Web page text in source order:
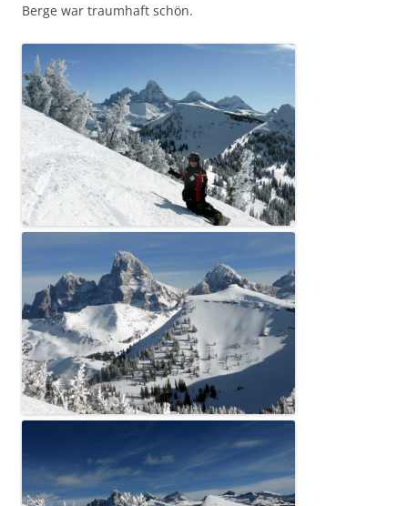
Berge war traumhaft schön.